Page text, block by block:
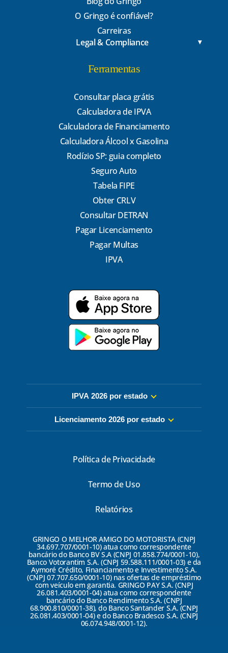
O Gringo é confiável?
Carreiras
Legal & Compliance
Ferramentas
Consultar placa grátis
Calculadora de IPVA
Calculadora de Financiamento
Calculadora Álcool x Gasolina
Rodízio SP: guia completo
Seguro Auto
Tabela FIPE
Obter CRLV
Consultar DETRAN
Pagar Licenciamento
Pagar Multas
IPVA
IPVA 2026 por estado
Licenciamento 2026 por estado
Política de Privacidade
Termo de Uso
Relatórios
GRINGO O MELHOR AMIGO DO MOTORISTA (CNPJ
34.697.707/0001-10) atua como correspondente
bancário do Banco BV S.A (CNPJ 01.858.774/0001-10),
Banco Votorantim S.A. (CNPJ 59.588.111/0001-03) e da
Aymoré Crédito, Financiamento e Investimento S.A.
(CNPJ 07.707.650/0001-10) nas ofertas de empréstimo
com veículo em garantia. GRINGO PAY S.A. (CNPJ
26.081.403/0001-04) atua como correspondente
bancário do Banco Rendimento S.A. (CNPJ
68.900.810/0001-38), do Banco Santander S.A. (CNPJ
26.081.403/0001-04) e do Banco Bradesco S.A. (CNPJ
06.074.948/0001-12).